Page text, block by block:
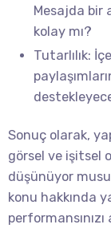
Mesajda bir
kolay mı?
Tutarlılık:
Sonuç olarak,
görsel ve işitsel
düşünüyor
konu hakkında